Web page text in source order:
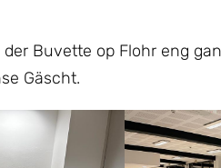
der Buvette op Flohr eng
Gäscht.